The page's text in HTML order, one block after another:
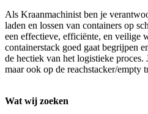
Als Kraanmachinist ben je
laden en lossen van containers op
een effectieve, efficiënte, en veilige
containerstack goed gaat begrijpen
de hectiek van het logistieke
maar ook op de reachstacker/empty
Wat wij zoeken